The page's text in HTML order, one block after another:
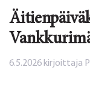
6.5.2026 kirjoittaja